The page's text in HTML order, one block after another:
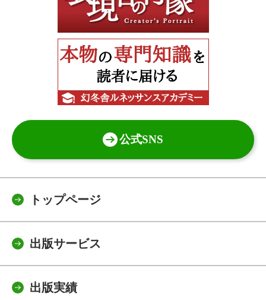
公式SNS
トップページ
出版サービス
出版実績